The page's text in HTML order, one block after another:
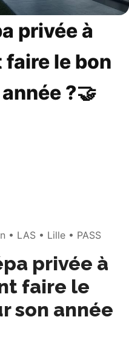
privée à
le bon
?🤝
• LAS • Lille • PASS
privée à
faire le
son année